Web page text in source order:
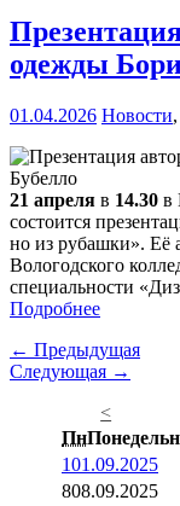
одежды
01.04.2026 Новости,
21 апреля в 14.30 в
состоится
но из рубашки». Её
Вологодского
специальности
Подробнее
← Предыдущая
Следующая →
<
Пн
101.09.2025
808.09.2025